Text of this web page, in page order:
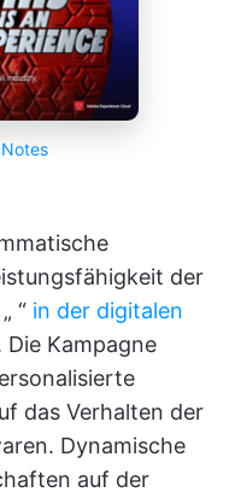
der
„ “ in der digitalen
Kampagne
das Verhalten der
Dynamische
auf der